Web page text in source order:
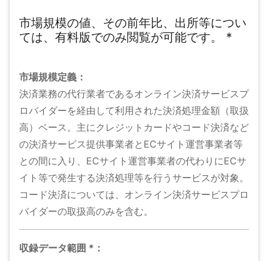
市場規模の値、その前年比、出所等につい
ては、有料版でのみ閲覧が可能です。
*
市場規模定義：
決済業務の代行業者であるオンライン決済サービスプ
ロバイダーを経由して利用された決済処理金額（取扱
高）ベース。主にクレジットカードやコード決済など
の決済サービス提供事業者とECサイト運営事業者等
との間に入り、ECサイト運営事業者の代わりにECサ
イト等で発生する​決済処理等を行うサービスが対象。
コード決済については、オンライン決済サービスプロ
バイダーの取扱高のみを含む。
収録データ範囲 * ：